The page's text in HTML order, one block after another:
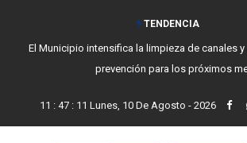
TENDENCIA
El Municipio intensifica la limpieza de canales
prevención para los próximos
11 : 47 : 12 Lunes, 10 De Agosto - 2026